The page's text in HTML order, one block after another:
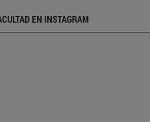
EN INSTAGRAM